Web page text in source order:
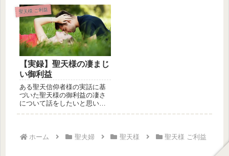
も喜ぶ人...
聖天様 ご利益
【実録】聖天様の凄まじ
い御利益
ある聖天信仰者様の実話に基
づいた聖天様の御利益の凄さ
について話をしたいと思いま
ホーム 聖夫婦 聖天様 聖天様 ご利益